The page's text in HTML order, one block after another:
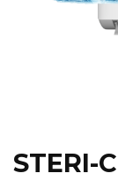
STERI-